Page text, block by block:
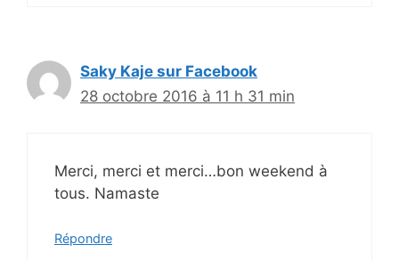
Saky Kaje sur Facebook
28 octobre 2016 à 11 h 31 min
Merci, merci et merci…bon weekend à
tous. Namaste
Répondre